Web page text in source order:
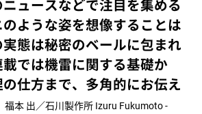
ュースなどで注目を集める
のような姿を想像することは
態は秘密のベールに包まれ
では機雷に関する基礎か
仕方まで、多角的にお伝え
福本 出／石川製作所 Izuru Fukumoto -